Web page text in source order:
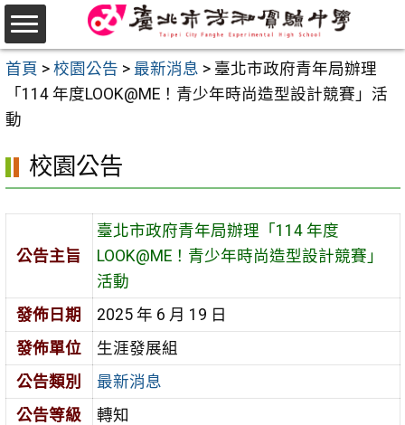
跳
至
主
內
首頁 > 校園公告 > 最新消息 > 臺北市政府青年局辦理
「114 年度LOOK@ME！青少年時尚造型設計競賽」活
動
校園公告
公告主旨
臺北市政府青年局辦理「114 年度
LOOK@ME！青少年時尚造型設計競賽」
活動
發佈日期
2025 年 6 月 19 日
發佈單位
生涯發展組
公告類別
最新消息
公告等級
轉知
選
單